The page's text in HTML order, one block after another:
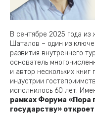
В сентябре 2025 года
Шаталов – один из
развития внутреннего
основатель
и автор нескольких книг
индустрии
исполнилось 60 лет.
рамках Форума «Пора
государству»